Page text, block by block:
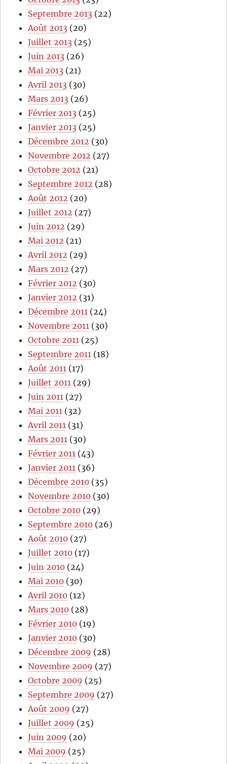
Septembre 2013 (22)
Août 2013 (20)
Juillet 2013 (25)
Juin 2013 (26)
Mai 2013 (21)
Avril 2013 (30)
Mars 2013 (26)
Février 2013 (25)
Janvier 2013 (25)
Décembre 2012 (30)
Novembre 2012 (27)
Octobre 2012 (21)
Septembre 2012 (28)
Août 2012 (20)
Juillet 2012 (27)
Juin 2012 (29)
Mai 2012 (21)
Avril 2012 (29)
Mars 2012 (27)
Février 2012 (30)
Janvier 2012 (31)
Décembre 2011 (24)
Novembre 2011 (30)
Octobre 2011 (25)
Septembre 2011 (18)
Août 2011 (17)
Juillet 2011 (29)
Juin 2011 (27)
Mai 2011 (32)
Avril 2011 (31)
Mars 2011 (30)
Février 2011 (43)
Janvier 2011 (36)
Décembre 2010 (35)
Novembre 2010 (30)
Octobre 2010 (29)
Septembre 2010 (26)
Août 2010 (27)
Juillet 2010 (17)
Juin 2010 (24)
Mai 2010 (30)
Avril 2010 (12)
Mars 2010 (28)
Février 2010 (19)
Janvier 2010 (30)
Décembre 2009 (28)
Novembre 2009 (27)
Octobre 2009 (25)
Septembre 2009 (27)
Août 2009 (27)
Juillet 2009 (25)
Juin 2009 (20)
Mai 2009 (25)